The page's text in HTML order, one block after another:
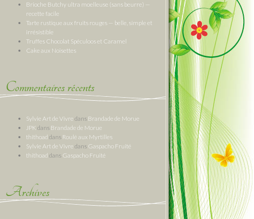
Brioche Butchy ultra moelleuse (sans beurre) —
recette facile
Tarte rustique aux fruits rouges — belle, simple et
irrésistible
Truffes Chocolat Spéculoos et Caramel
Cake aux Noisettes
Commentaires récents
Sylvie Art de Vivre dans Brandade de Morue
JPK dans Brandade de Morue
thithoad dans Roulé aux Myrtilles
Sylvie Art de Vivre dans Gaspacho Fruité
thithoad dans Gaspacho Fruité
Archives